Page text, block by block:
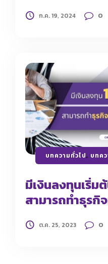
ก.ค. 19, 2024 0
บทความทั่วไป, บทค
มีเงินลงทุนเริ่ม
สามารถทำธุรกิ
ต.ค. 25, 2023 0